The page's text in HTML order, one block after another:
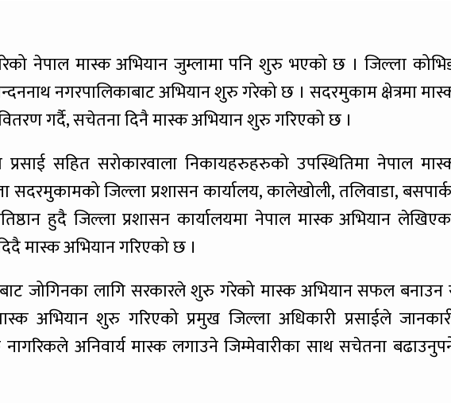
नेपाल मास्क अभियान जुम्लामा पनि शुरु भएको छ । जिल्ला
नगरपालिकाबाट अभियान शुरु गरेको छ । सदरमुकाम क्षेत्रमा
गर्दै, सचेतना दिनै मास्क अभियान शुरु गरिएको छ ।
सहित सरोकारवाला निकायहरुहरुको उपस्थितिमा नेपाल
जिल्ला प्रशासन कार्यालय, कालेखोली, तलिवाडा,
हुदै जिल्ला प्रशासन कार्यालयमा नेपाल मास्क अभियान
मास्क अभियान गरिएको छ ।
जोगिनका लागि सरकारले शुरु गरेको मास्क अभियान सफल बनाउन
अभियान शुरु गरिएको प्रमुख जिल्ला अधिकारी प्रसाईले
अनिवार्य मास्क लगाउने जिम्मेवारीका साथ सचेतना